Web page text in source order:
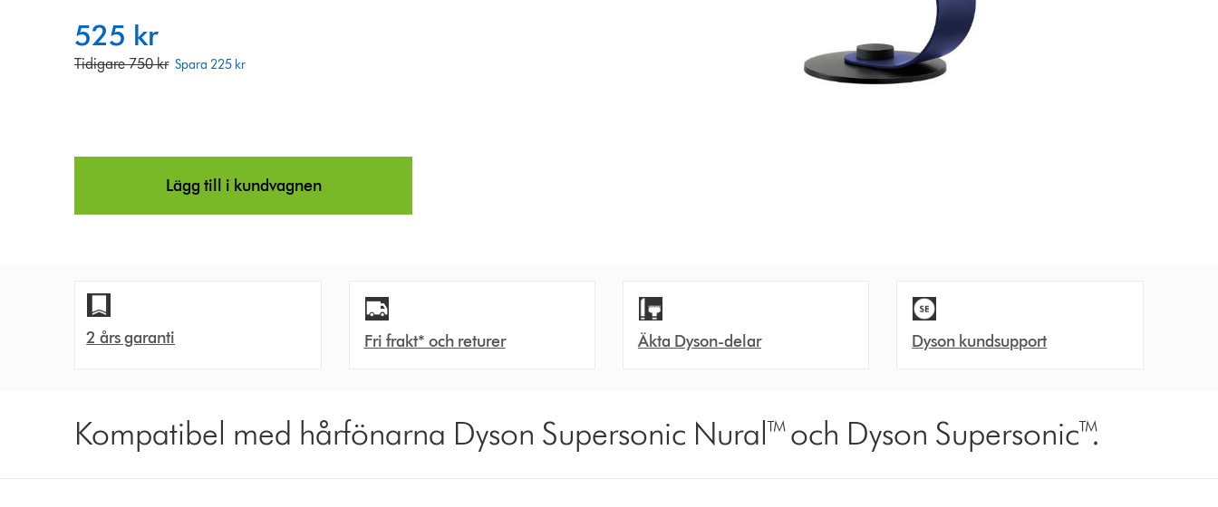
c
u
r
t
525 kr
o
l
Tidigare 750 kr Spara 225 kr
Lägg till i kundvagnen
2 års garanti Fri frakt* och returer Äkta Dyson-delar Dyson kundsupport
Kompatibel med hårfönarna Dyson Supersonic Nural™ och Dyson Supersonic™.